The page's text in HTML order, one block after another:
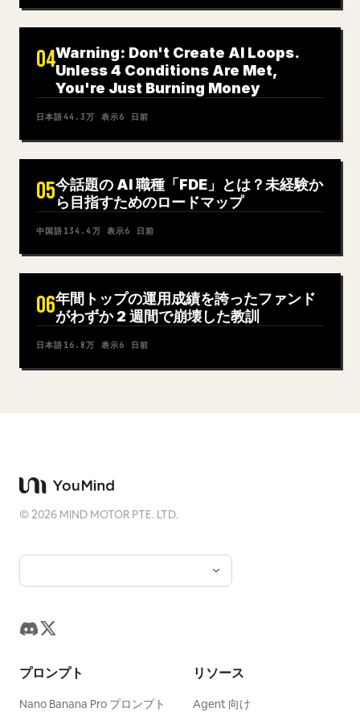
04Warning: Don't Create AI Loops.
Unless 4 Conditions Are Met,
You're Just Burning Money
日本語44.3万 表示6 日前
05今話題の AI 職種「FDE」とは？未経験か
ら目指すためのロードマップ
中国語 134.4万 表示6 日前
06年間トップの運用成績を誇ったファンド
がわずか 2 週間で崩壊した教訓
日本語 16.8万 表示6 日前
©2026 MIND MOTOR PTE. LTD.
プロンプト
Nano Banana Pro プロンプト
リソース
Agent 向け